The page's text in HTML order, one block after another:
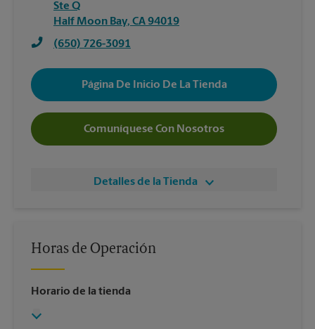
Ste Q
Half Moon Bay, CA94019
(650) 726-3091
Página De Inicio De La Tienda
Comuníquese Con Nosotros
Detalles de la Tienda
Horas de Operación
Horario de la tienda